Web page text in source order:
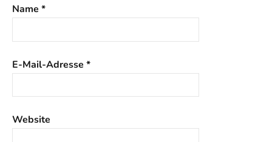
Name *
E-Mail-Adresse *
Website